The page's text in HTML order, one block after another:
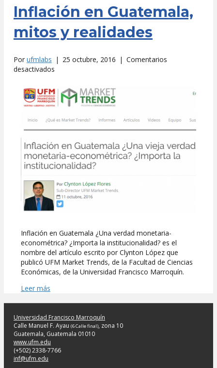
Inflación en Guatemala,
mitos y realidades
Por ufmlabs | 25 octubre, 2016 | Comentarios
desactivados
en
Guatemala,
mitos
y
realidades
Inflación en Guatemala ¿Una verdad monetaria-
econométrica? ¿Importa la institucionalidad? es el
nombre del artículo escrito por Clynton López que
publicó UFM Market Trends, de la Facultad de Ciencias
Económicas, de la Universidad Francisco Marroquín.
Leer más
Universidad Francisco Marroquín
Calle Manuel F. Ayau (6 Calle final), zona 10
Guatemala, Guatemala 01010
www.ufm.edu
(+502) 2338-7766
inf@ufm.edu